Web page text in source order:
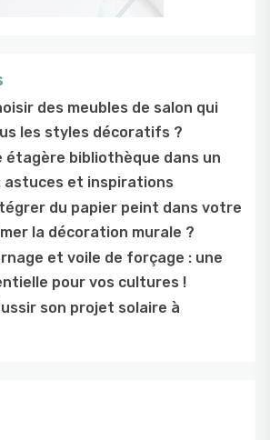
des meubles de salon qui
les styles décoratifs ?
étagère bibliothèque dans un
astuces et inspirations
du papier peint dans votre
la décoration murale ?
et voile de forçage : une
pour vos cultures !
son projet solaire à